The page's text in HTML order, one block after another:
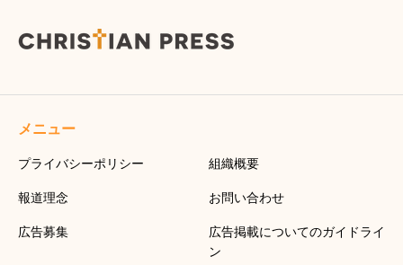
メニュー
プライバシーポリシー 組織概要
報道理念 お問い合わせ
広告募集
広告掲載についてのガイドライ
ン